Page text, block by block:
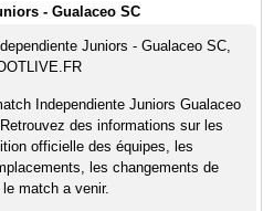
- Gualaceo SC
Juniors - Gualaceo SC,
Independiente Juniors Gualaceo
des informations sur les
officielle des équipes, les
les changements de
match a venir.